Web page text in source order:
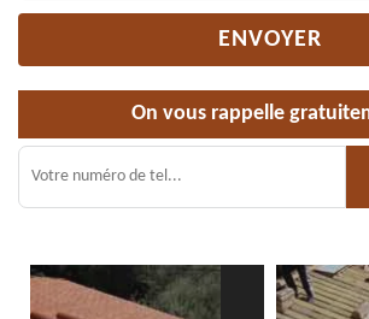
On vous rappelle